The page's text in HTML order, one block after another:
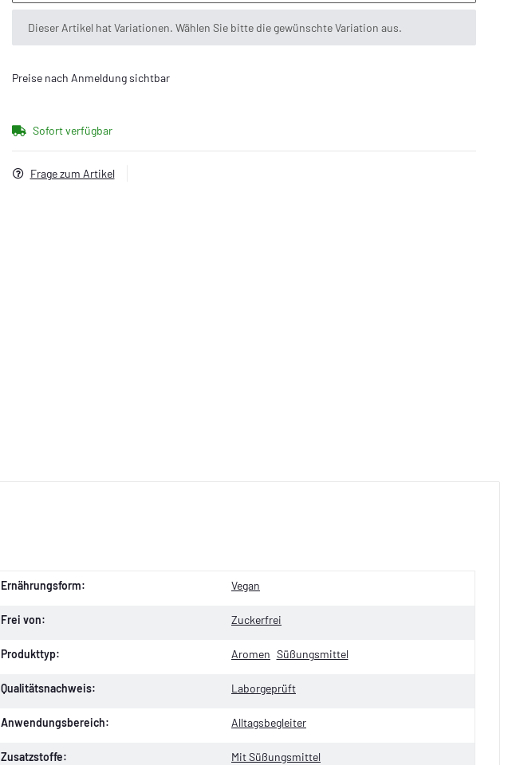
x
Dieser Artikel hat Variationen. Wählen Sie bitte die gewünschte Variation aus.
Preise nach Anmeldung sichtbar
Sofort verfügbar
Frage zum Artikel
Ernährungsform: Vegan
Frei von: Zuckerfrei
Produkttyp: Aromen Süßungsmittel
Qualitätsnachweis: Laborgeprüft
Anwendungsbereich: Alltagsbegleiter
Zusatzstoffe: Mit Süßungsmittel